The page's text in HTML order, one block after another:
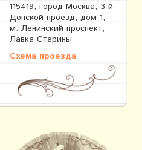
115419, город Москва, 3-й
Донской проезд, дом 1,
м. Ленинский проспект,
Лавка Старины
Схема проезда